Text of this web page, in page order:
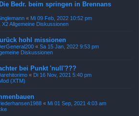
Bedr. beim springen in Brennans
« Mi 09 Feb, 2022 10:52 pm
X2 Allgemeine Diskussionen
hohl missionen
« Sa 15 Jan, 2022 9:53 pm
Diskussionen
bei Punkt 'null'???
« Di 16 Nov, 2021 5:40 pm
(XTM)
« Mi 01 Sep, 2021 4:03 am